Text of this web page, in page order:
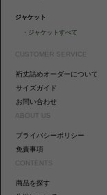
ジャケット
・ ジャケットすべて
CUSTOMER SERVICE
裄丈詰めオーダーについて
サイズガイド
お問い合わせ
ABOUT US
プライバシーポリシー
免責事項
CONTENTS
商品を探す